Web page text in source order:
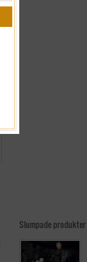
Slumpade produkter